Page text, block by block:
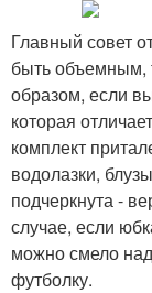
Главный совет
быть объемным,
образом, если
которая
комплект
водолазки,
подчеркнута -
случае, если
можно смело
футболку.